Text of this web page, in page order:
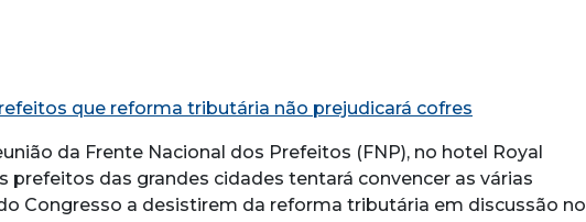
que reforma tributária não prejudicará cofres
da Frente Nacional dos Prefeitos (FNP), no hotel Royal
prefeitos das grandes cidades tentará convencer as várias
Congresso a desistirem da reforma tributária em discussão no